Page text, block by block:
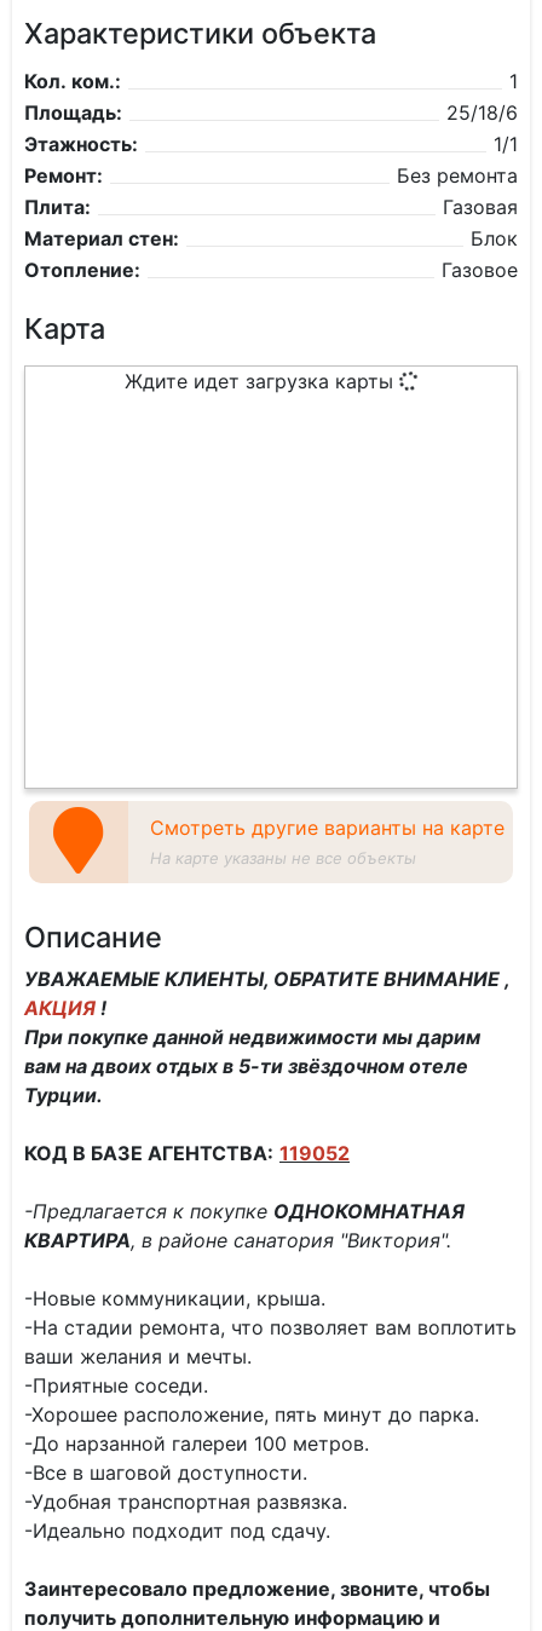
Характеристики объекта
Кол. ком.:
1
Площадь:
25/18/6
Этажность:
1/1
Ремонт:
Без ремонта
Плита:
Газовая
Материал стен:
Блок
Отопление:
Газовое
Карта
Ждите идет загрузка карты
Смотреть другие варианты на карте
На карте указаны не все объекты
Описание
УВАЖАЕМЫЕ КЛИЕНТЫ, ОБРАТИТЕ ВНИМАНИЕ ,
АКЦИЯ !
При покупке данной недвижимости мы дарим
вам на двоих отдых в 5-ти звёздочном отеле
Турции.
КОД В БАЗЕ АГЕНТСТВА: 119052
-Предлагается к покупке ОДНОКОМНАТНАЯ
КВАРТИРА, в районе санатория "Виктория".
-Новые коммуникации, крыша.
-На стадии ремонта, что позволяет вам воплотить
ваши желания и мечты.
-Приятные соседи.
-Хорошее расположение, пять минут до парка.
-До нарзанной галереи 100 метров.
-Все в шаговой доступности.
-Удобная транспортная развязка.
-Идеально подходит под сдачу.
Заинтересовало предложение, звоните, чтобы
получить дополнительную информацию и